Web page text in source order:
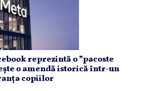
reprezintă o ”pacoste
o amendă istorică într-un
copiilor